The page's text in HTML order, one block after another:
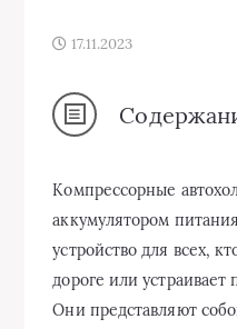
17.11.2023
Компрессорные
аккумулятором
устройство для всех,
дороге или устраивает
Они представляют